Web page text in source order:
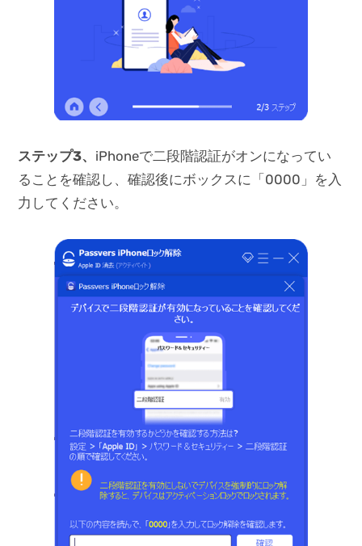
ステップ3、 iPhoneで二段階認証がオンになってい
ることを確認し、確認後にボックスに「0000」を入
力してください。